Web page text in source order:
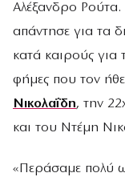
Αλέξανδρο
απάντησε για τα
κατά καιρούς για
φήμες που τον
Νικολαΐδη, την
και του Ντέμη
«Περάσαμε πολύ